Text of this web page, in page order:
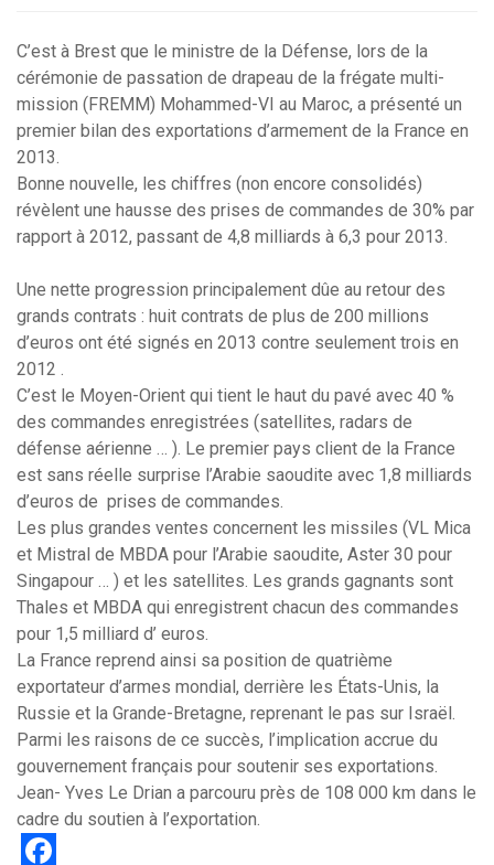
C’est à Brest que le ministre de la Défense, lors de la
cérémonie de passation de drapeau de la frégate multi-
mission (FREMM) Mohammed-VI au Maroc, a présenté un
premier bilan des exportations d’armement de la France en
2013.
Bonne nouvelle, les chiffres (non encore consolidés)
révèlent une hausse des prises de commandes de 30% par
rapport à 2012, passant de 4,8 milliards à 6,3 pour 2013.
Une nette progression principalement dûe au retour des
grands contrats : huit contrats de plus de 200 millions
d’euros ont été signés en 2013 contre seulement trois en
2012 .
C’est le Moyen-Orient qui tient le haut du pavé avec 40 %
des commandes enregistrées (satellites, radars de
défense aérienne … ). Le premier pays client de la France
est sans réelle surprise l’Arabie saoudite avec 1,8 milliards
d’euros de prises de commandes.
Les plus grandes ventes concernent les missiles (VL Mica
et Mistral de MBDA pour l’Arabie saoudite, Aster 30 pour
Singapour … ) et les satellites. Les grands gagnants sont
Thales et MBDA qui enregistrent chacun des commandes
pour 1,5 milliard d’ euros.
La France reprend ainsi sa position de quatrième
exportateur d’armes mondial, derrière les États-Unis, la
Russie et la Grande-Bretagne, reprenant le pas sur Israël.
Parmi les raisons de ce succès, l’implication accrue du
gouvernement français pour soutenir ses exportations.
Jean- Yves Le Drian a parcouru près de 108 000 km dans le
cadre du soutien à l’exportation.